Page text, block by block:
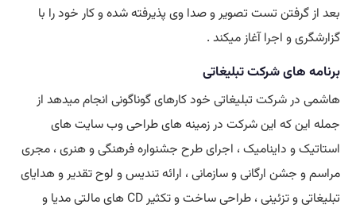
بعد از گرفتن تست تصویر و صدا وی پذیرفته شده و کار خود را با
گزارشگری و اجرا آغاز میکند .
برنامه های شرکت تبلیغاتی
هاشمی در شرکت تبلیغاتی خود کارهای گوناگونی انجام میدهد از
جمله این که این شرکت در زمینه های طراحی وب سایت های
استاتیک و داینامیک ، اجرای طرح جشنواره فرهنگی و هنری ، مجری
مراسم و جشن ارگانی و سازمانی ، ارائه تندیس و لوح تقدیر و هدایای
تبلیغاتی و تزئینی ، طراحی ساخت و تکثیر CD های مالتی مدیا و